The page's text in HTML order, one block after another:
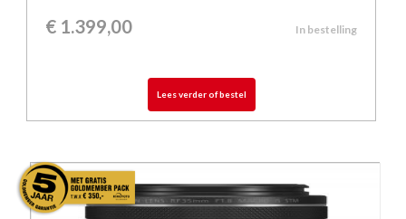
€ 1.399,00 In bestelling
Lees verder of bestel